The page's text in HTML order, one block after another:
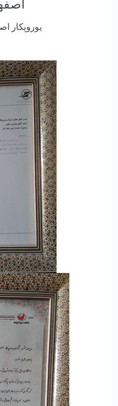
یوروپکار